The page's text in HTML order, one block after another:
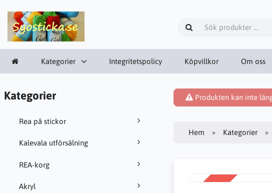
Kategorier Integritetspolicy Köpvillkor Om oss
Kategorier
Rea på stickor
Kalevala utförsälning
REA-korg
Akryl
Produkten kan inte
Hem Kategorier